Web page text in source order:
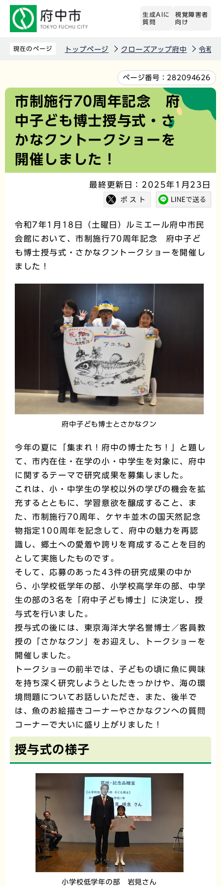
先
生成AIに
質問
視覚障害者
向け
現在のページ トップページ クローズアップ府中 令和6
文
ページ番号： 282094626
市制施行70周年記念 府
中子ども博士授与式・さ
かなクントークショーを
開催しました！
最終更新日：2025年1月23日
令和7年1月18日（土曜日）ルミエール府中市民
会館において、市制施行70周年記念 府中子ど
も博士授与式・さかなクントークショーを開催し
ました！
府中子ども博士とさかなクン
今年の夏に「集まれ！府中の博士たち！」と題し
て、市内在住・在学の小・中学生を対象に、府中
に関するテーマで研究成果を募集しました。
これは、小・中学生の学校以外の学びの機会を拡
充するとともに、学習意欲を醸成すること、ま
た、市制施行70周年、ケヤキ並木の国天然記念
物指定100周年を記念して、府中の魅力を再認
識し、郷土への愛着や誇りを育成することを目的
として実施したものです。
そして、応募のあった43件の研究成果の中か
ら、小学校低学年の部、小学校高学年の部、中学
生の部の3名を「府中子ども博士」に決定し、授
与式を行いました。
授与式の後には、東京海洋大学名誉博士／客員教
授の「さかなクン」をお迎えし、トークショーを
開催しました。
トークショーの前半では、子どもの頃に魚に興味
を持ち深く研究しようとしたきっかけや、海の環
境問題についてお話しいただき、また、後半で
は、魚のお絵描きコーナーやさかなクンへの質問
コーナーで大いに盛り上がりました！
授与式の様子
小学校低学年の部 岩見さん